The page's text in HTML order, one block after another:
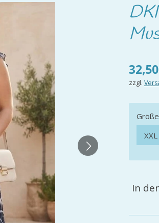
zzgl.
Größe
In